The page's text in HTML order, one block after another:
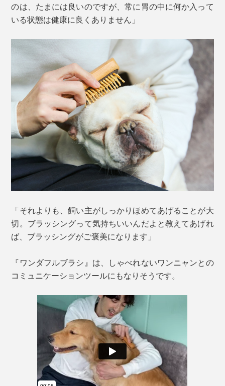
のは、たまには良いのですが、常に胃の中に何か入って
いる状態は健康に良くありません」
「それよりも、飼い主がしっかりほめてあげることが大
切。ブラッシングって気持ちいいんだよと教えてあげれ
ば、ブラッシングがご褒美になります」
『ワンダフルブラシ』は、しゃべれないワンニャンとの
コミュニケーションツールにもなりそうです。